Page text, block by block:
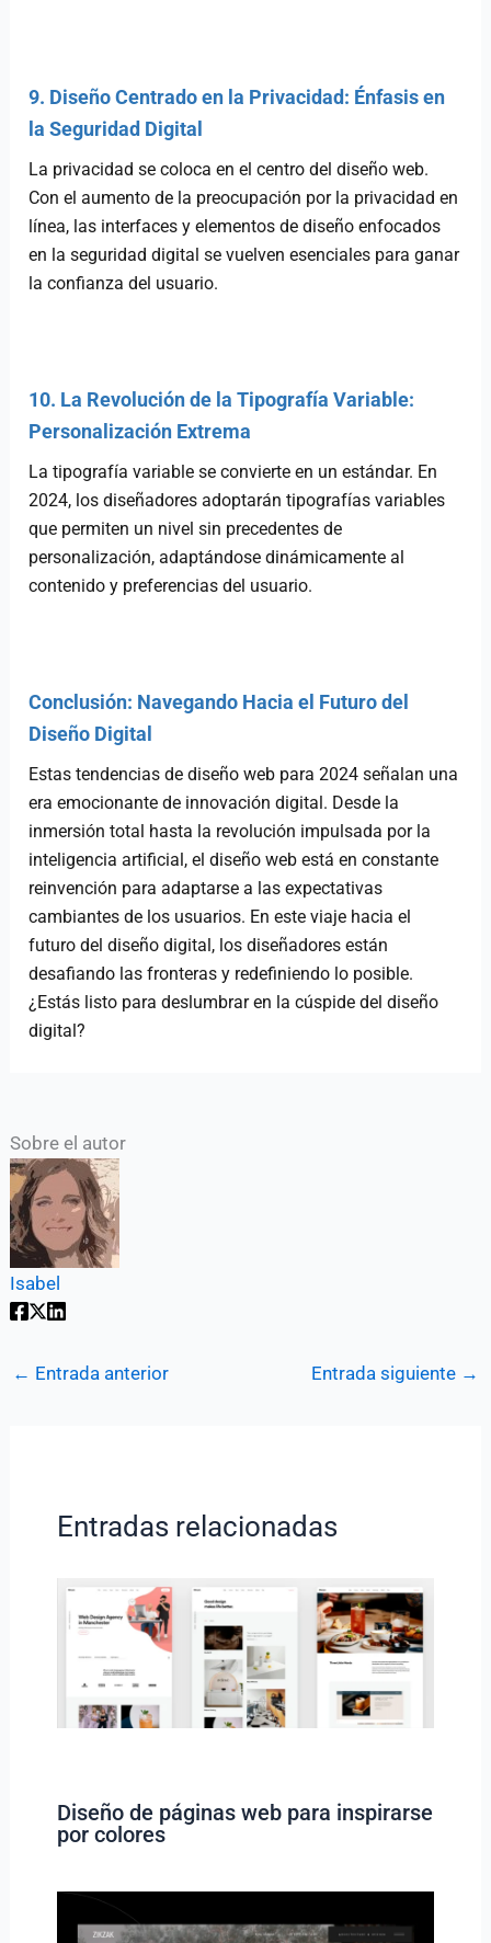
9. Diseño Centrado en la Privacidad: Énfasis en
la Seguridad Digital
La privacidad se coloca en el centro del diseño web.
Con el aumento de la preocupación por la privacidad en
línea, las interfaces y elementos de diseño enfocados
en la seguridad digital se vuelven esenciales para ganar
la confianza del usuario.
10. La Revolución de la Tipografía Variable:
Personalización Extrema
La tipografía variable se convierte en un estándar. En
2024, los diseñadores adoptarán tipografías variables
que permiten un nivel sin precedentes de
personalización, adaptándose dinámicamente al
contenido y preferencias del usuario.
Conclusión: Navegando Hacia el Futuro del
Diseño Digital
Estas tendencias de diseño web para 2024 señalan una
era emocionante de innovación digital. Desde la
inmersión total hasta la revolución impulsada por la
inteligencia artificial, el diseño web está en constante
reinvención para adaptarse a las expectativas
cambiantes de los usuarios. En este viaje hacia el
futuro del diseño digital, los diseñadores están
desafiando las fronteras y redefiniendo lo posible.
¿Estás listo para deslumbrar en la cúspide del diseño
digital?
Sobre el autor
Isabel
← Entrada anterior Entrada siguiente →
Entradas relacionadas
Diseño de páginas web para inspirarse
por colores